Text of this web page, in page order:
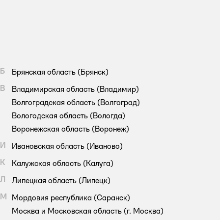
Б Брянская область (Брянск)
В
Владимирская область (Владимир)
Волгоградская область (Волгоград)
Вологодская область (Вологда)
Воронежская область (Воронеж)
И
Ивановская область (Иваново)
К
Калужская область (Калуга)
Л
Липецкая область (Липецк)
М
Мордовия республика (Саранск)
Москва и Московская область (г. Москва)